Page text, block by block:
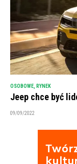
OSOBOWE, RYNEK
Jeep chce być
09/09/2022